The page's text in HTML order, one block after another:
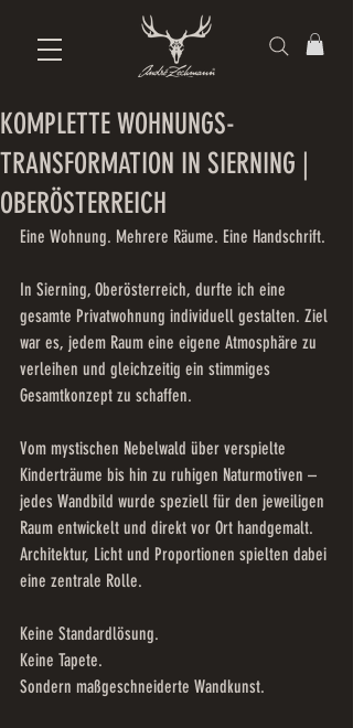
KOMPLETTE WOHNUNGS-
TRANSFORMATION IN SIERNING |
OBERÖSTERREICH
Eine Wohnung. Mehrere Räume. Eine Handschrift.
In Sierning, Oberösterreich, durfte ich eine
gesamte Privatwohnung individuell gestalten. Ziel
war es, jedem Raum eine eigene Atmosphäre zu
verleihen und gleichzeitig ein stimmiges
Gesamtkonzept zu schaffen.
Vom mystischen Nebelwald über verspielte
Kinderträume bis hin zu ruhigen Naturmotiven –
jedes Wandbild wurde speziell für den jeweiligen
Raum entwickelt und direkt vor Ort handgemalt.
Architektur, Licht und Proportionen spielten dabei
eine zentrale Rolle.
Keine Standardlösung.
Keine Tapete.
Sondern maßgeschneiderte Wandkunst.